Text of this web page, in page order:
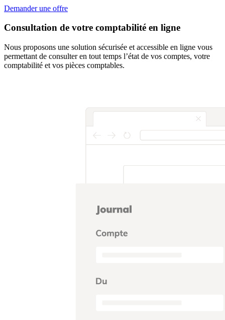
Demander une offre
Consultation de votre comptabilité en ligne
Nous proposons une solution sécurisée et accessible en ligne vous
permettant de consulter en tout temps l’état de vos comptes, votre
comptabilité et vos pièces comptables.